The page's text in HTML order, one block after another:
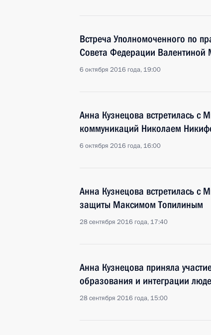
Встреча Уполномоченного по
Совета Федерации Валентиной
6 октября 2016 года, 19:00
Анна Кузнецова встретилась с
коммуникаций Николаем
6 октября 2016 года, 16:00
Анна Кузнецова встретилась с
защиты Максимом Топилиным
28 сентября 2016 года, 17:40
Анна Кузнецова приняла
образования и интеграции
28 сентября 2016 года, 15:00